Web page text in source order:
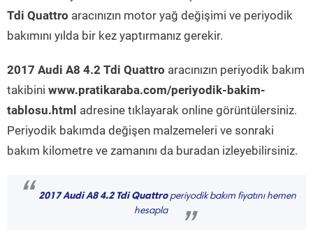
Tdi Quattro aracınızın motor yağ değişimi ve periyodik
bakımını yılda bir kez yaptırmanız gerekir.
2017 Audi A8 4.2 Tdi Quattro aracınızın periyodik bakım
takibini www.pratikaraba.com/periyodik-bakim-
tablosu.html adresine tıklayarak online görüntülersiniz.
Periyodik bakımda değişen malzemeleri ve sonraki
bakım kilometre ve zamanını da buradan izleyebilirsiniz.
“ 2017 Audi A8 4.2 Tdi Quattroperiyodik bakım fiyatını hemen
hesapla